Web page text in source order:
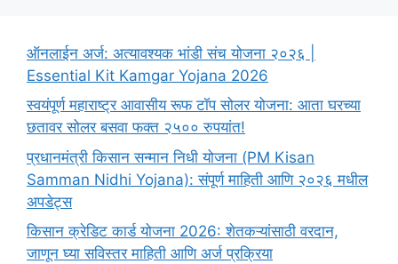
ऑनलाईन अर्ज: अत्यावश्यक भांडी संच योजना २०२६ |
Essential Kit Kamgar Yojana 2026
स्वयंपूर्ण महाराष्ट्र आवासीय रूफ टॉप सोलर योजना: आता घरच्या
छतावर सोलर बसवा फक्त २५०० रुपयांत!
प्रधानमंत्री किसान सन्मान निधी योजना (PM Kisan
Samman Nidhi Yojana): संपूर्ण माहिती आणि २०२६ मधील
अपडेट्स
किसान क्रेडिट कार्ड योजना 2026: शेतकऱ्यांसाठी वरदान,
जाणून घ्या सविस्तर माहिती आणि अर्ज प्रक्रिया